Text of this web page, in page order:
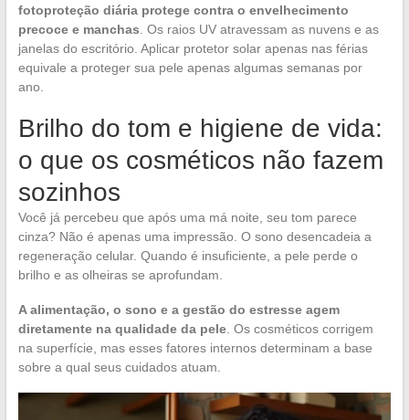
fotoproteção diária protege contra o envelhecimento
precoce e manchas. Os raios UV atravessam as nuvens e as
janelas do escritório. Aplicar protetor solar apenas nas férias
equivale a proteger sua pele apenas algumas semanas por
ano.
Brilho do tom e higiene de vida:
o que os cosméticos não fazem
sozinhos
Você já percebeu que após uma má noite, seu tom parece
cinza? Não é apenas uma impressão. O sono desencadeia a
regeneração celular. Quando é insuficiente, a pele perde o
brilho e as olheiras se aprofundam.
A alimentação, o sono e a gestão do estresse agem
diretamente na qualidade da pele. Os cosméticos corrigem
na superfície, mas esses fatores internos determinam a base
sobre a qual seus cuidados atuam.